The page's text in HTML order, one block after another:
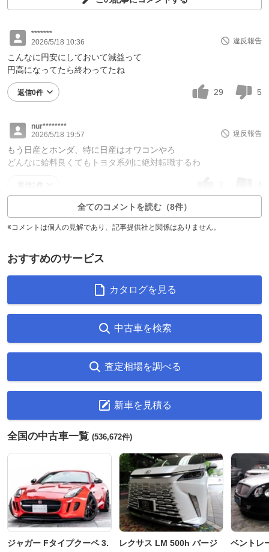
*******
2026/5/18 10:36
違反報告
こんなに円安にしておいて減益って
円高になってたら終わってたね
返信0件 29 5
nur********
2026/5/18 19:57
違反報告
もう日産とホンダ、特に日産はオワコンやろ
どんなに給料良くてもトヨタ系列に絶対転職するわ
全てのコメントを読む（8件）
※コメントは個人の見解であり、記事提供社と関係はありません。
おすすめのサービス
カタログを見る
中古車を検索
査定相場を調べる
新車を見積る
全国の中古車一覧 (536,672件)
ジャガー Fタイプクーペ 3.
レクサス LM 500h バージ
ベントレ